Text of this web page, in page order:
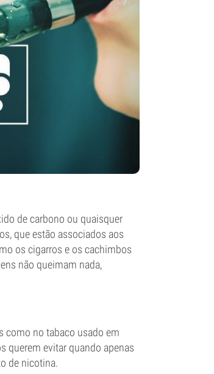
de carbono ou quaisquer
que estão associados aos
os cigarros e os cachimbos
não queimam nada,
como no tabaco usado em
querem evitar quando apenas
de nicotina.